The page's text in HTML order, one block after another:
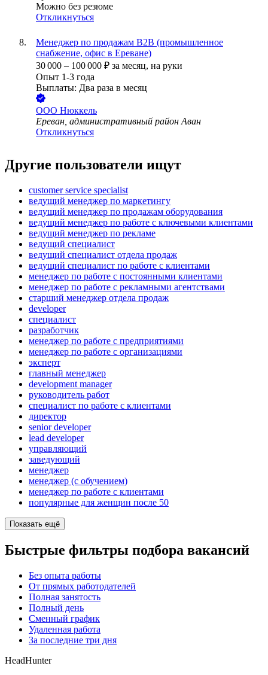
Можно без резюме
Откликнуться
Менеджер по продажам B2B (промышленное
снабжение, офис в Ереване)
30 000 – 100 000 ₽ за месяц, на руки
Опыт 1-3 года
Выплаты: Два раза в месяц
ООО Нюккель
Ереван, административный район Аван
Откликнуться
Другие пользователи ищут
customer service specialist
ведущий менеджер по маркетингу
ведущий менеджер по продажам оборудования
ведущий менеджер по работе с ключевыми клиентами
ведущий менеджер по рекламе
ведущий специалист
ведущий специалист отдела продаж
ведущий специалист по работе с клиентами
менеджер по работе с постоянными клиентами
менеджер по работе с рекламными агентствами
старший менеджер отдела продаж
developer
специалист
разработчик
менеджер по работе с предприятиями
менеджер по работе с организациями
эксперт
главный менеджер
development manager
руководитель работ
специалист по работе с клиентами
директор
senior developer
lead developer
управляющий
заведующий
менеджер
менеджер (с обучением)
менеджер по работе с клиентами
популярные для женщин после 50
Показать ещё
Быстрые фильтры подбора вакансий
Без опыта работы
От прямых работодателей
Полная занятость
Полный день
Сменный график
Удаленная работа
За последние три дня
HeadHunter